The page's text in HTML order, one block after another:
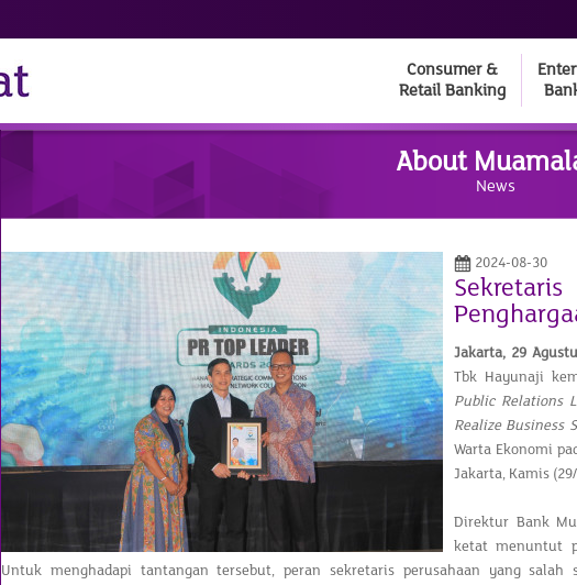
Consumer &
Retail Banking
About
News
2024-08-30
Jakarta, 29
Tbk Hayunaji
Public Relations
Realize Business
Warta Ekonomi
Jakarta, Kamis
Direktur Bank
ketat menuntut
Untuk menghadapi tantangan tersebut, peran sekretaris perusahaan yang